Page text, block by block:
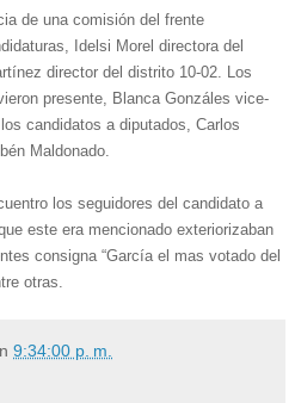
de una comisión del frente
Idelsi Morel directora del
director del distrito 10-02. Los
presente, Blanca Gonzáles vice-
candidatos a diputados, Carlos
Maldonado.
los seguidores del candidato a
este era mencionado exteriorizaban
consigna “García el mas votado del
otras.
9:34:00 p. m.